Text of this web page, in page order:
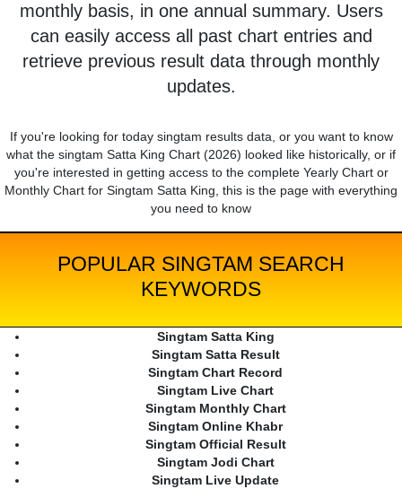
monthly basis, in one annual summary. Users
can easily access all past chart entries and
retrieve previous result data through monthly
updates.
If you're looking for today singtam results data, or you want to know
what the singtam Satta King Chart (2026) looked like historically, or if
you're interested in getting access to the complete Yearly Chart or
Monthly Chart for Singtam Satta King, this is the page with everything
you need to know
POPULAR SINGTAM SEARCH
KEYWORDS
Singtam Satta King
Singtam Satta Result
Singtam Chart Record
Singtam Live Chart
Singtam Monthly Chart
Singtam Online Khabr
Singtam Official Result
Singtam Jodi Chart
Singtam Live Update